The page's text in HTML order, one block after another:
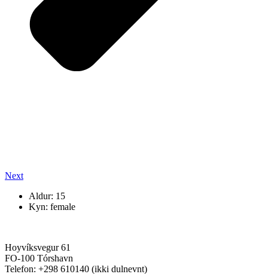
Next
Aldur: 15
Kyn: female
Hoyvíksvegur 61
FO-100 Tórshavn
Telefon: +298 610140 (ikki dulnevnt)